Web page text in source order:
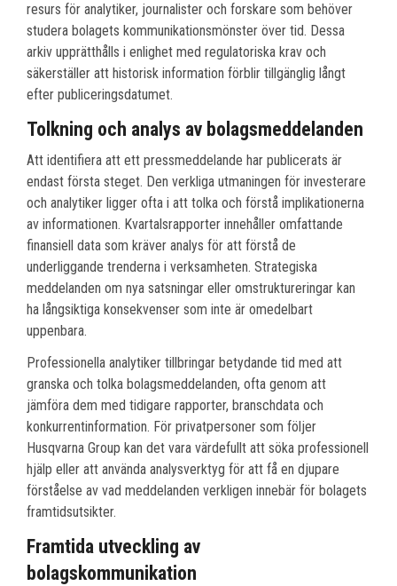
resurs för analytiker, journalister och forskare som behöver
studera bolagets kommunikationsmönster över tid. Dessa
arkiv upprätthålls i enlighet med regulatoriska krav och
säkerställer att historisk information förblir tillgänglig långt
efter publiceringsdatumet.
Tolkning och analys av bolagsmeddelanden
Att identifiera att ett pressmeddelande har publicerats är
endast första steget. Den verkliga utmaningen för investerare
och analytiker ligger ofta i att tolka och förstå implikationerna
av informationen. Kvartalsrapporter innehåller omfattande
finansiell data som kräver analys för att förstå de
underliggande trenderna i verksamheten. Strategiska
meddelanden om nya satsningar eller omstruktureringar kan
ha långsiktiga konsekvenser som inte är omedelbart
uppenbara.
Professionella analytiker tillbringar betydande tid med att
granska och tolka bolagsmeddelanden, ofta genom att
jämföra dem med tidigare rapporter, branschdata och
konkurrentinformation. För privatpersoner som följer
Husqvarna Group kan det vara värdefullt att söka professionell
hjälp eller att använda analysverktyg för att få en djupare
förståelse av vad meddelanden verkligen innebär för bolagets
framtidsutsikter.
Framtida utveckling av
bolagskommunikation